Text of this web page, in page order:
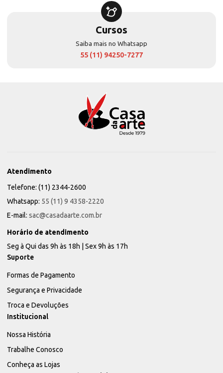
Cursos
Saiba mais no Whatsapp
55 (11) 94250-7277
Atendimento
Telefone: (11) 2344-2600
Whatsapp: 55 (11) 9 4358-2220
E-mail: sac@casadaarte.com.br
Horário de atendimento
Seg à Qui das 9h às 18h | Sex 9h às 17h
Suporte
Formas de Pagamento
Segurança e Privacidade
Troca e Devoluções
Institucional
Nossa História
Trabalhe Conosco
Conheça as Lojas